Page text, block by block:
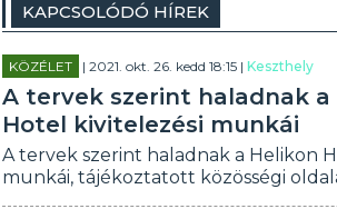
KAPCSOLÓDÓ HÍREK
KÖZÉLET | 2021. okt. 26. kedd 18:15 |Keszthely
A tervek szerint haladnak a
Hotel kivitelezési munkái
A tervek szerint haladnak a Helikon
munkái, tájékoztatott közösségi